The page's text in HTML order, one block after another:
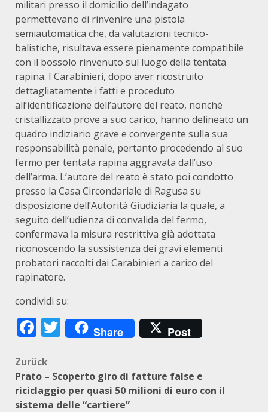
militari presso il domicilio dell’indagato
permettevano di rinvenire una pistola
semiautomatica che, da valutazioni tecnico-
balistiche, risultava essere pienamente compatibile
con il bossolo rinvenuto sul luogo della tentata
rapina. I Carabinieri, dopo aver ricostruito
dettagliatamente i fatti e proceduto
all’identificazione dell’autore del reato, nonché
cristallizzato prove a suo carico, hanno delineato un
quadro indiziario grave e convergente sulla sua
responsabilità penale, pertanto procedendo al suo
fermo per tentata rapina aggravata dall’uso
dell’arma. L’autore del reato è stato poi condotto
presso la Casa Circondariale di Ragusa su
disposizione dell’Autorità Giudiziaria la quale, a
seguito dell’udienza di convalida del fermo,
confermava la misura restrittiva già adottata
riconoscendo la sussistenza dei gravi elementi
probatori raccolti dai Carabinieri a carico del
rapinatore.
condividi su:
Facebook
Twitter
Share Post
Beitragsnavigation
Zurück
Prato – Scoperto giro di fatture false e
riciclaggio per quasi 50 milioni di euro con il
sistema delle “cartiere”